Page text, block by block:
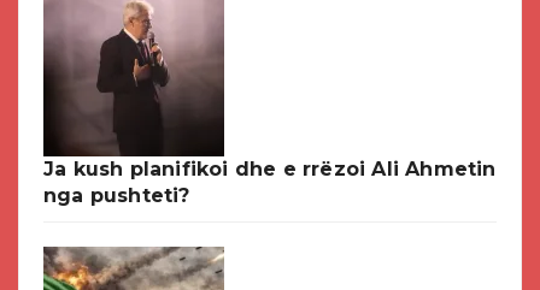
Ja kush planifikoi dhe e rrëzoi Ali Ahmetin
nga pushteti?